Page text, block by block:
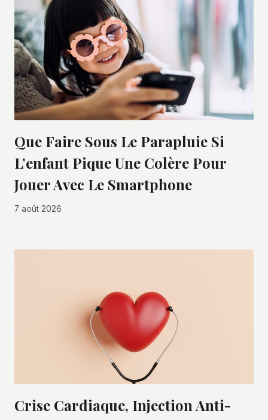
Que Faire Sous Le Parapluie Si
L’enfant Pique Une Colère Pour
Jouer Avec Le Smartphone
7 août 2026
Crise Cardiaque, Injection Anti-